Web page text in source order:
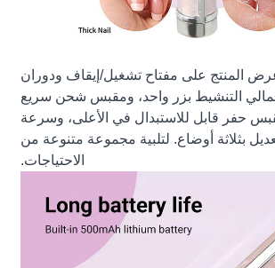
المنتج على مفتاح تشغيل/إيقاف ودوران
التنشيط بزر واحد، ومقبس شحن سريع
حفر قابل للاستبدال في الأعلى، وسرعة
بثلاثة أوضاع. لتلبية مجموعة متنوعة من
الاحتياجات.